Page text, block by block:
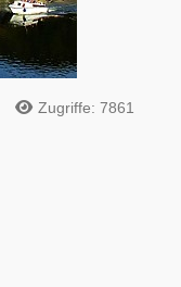
Zugriffe: 7861